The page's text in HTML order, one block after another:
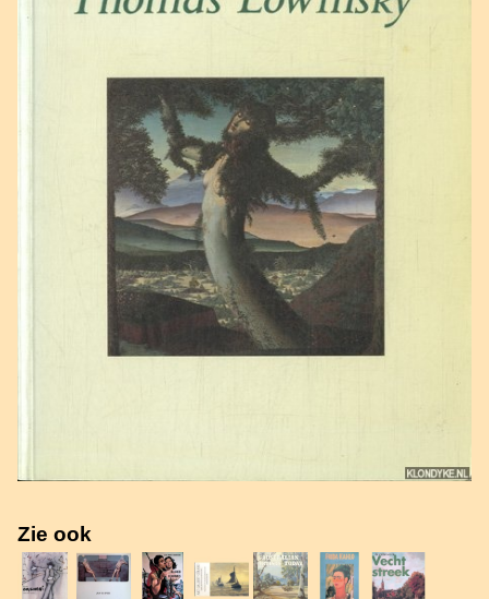
Zie ook